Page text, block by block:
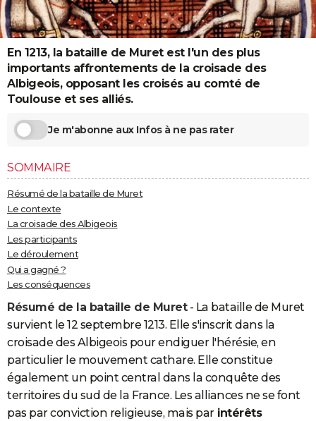
Destinations
City break
Voyage nature
Voyage de noces
Forum
Climat
+
PHOTO
GUIDES D'ACHAT
BONS PLANS
CARTE DE VOEUX
Carte de Noël
Carte Bonne année
Carte Saint-Valentin
Carte Pâques
Carte d'anniversaire
DICTIONNAIRE
COPAINS D'AVANT
S'inscrire
Se connecter
Lycées
Collèges
Primaires
Universités
Entreprises
Service militaire
Avis de recherche
AVIS DE DÉCÈS
FORUM
Bricolage
Lifestyle
Culture
Sport
Auto
Television
Voyage
Cinema
En 1213, la bataille de Muret est l'un des plus
importants affrontements de la croisade des
Albigeois, opposant les croisés au comté de
Toulouse et ses alliés.
Je m'abonne aux Infos à ne pas rater
SOMMAIRE
Résumé de la bataille de Muret
Le contexte
La croisade des Albigeois
Les participants
Le déroulement
Qui a gagné ?
Les conséquences
Résumé de la bataille de Muret- La bataille de Muret
survient le 12 septembre 1213. Elle s'inscrit dans la
croisade des Albigeois pour endiguer l'hérésie, en
particulier le mouvement cathare. Elle constitue
également un point central dans la conquête des
territoires du sud de la France. Les alliances ne se font
pas par conviction religieuse, mais parintérêts